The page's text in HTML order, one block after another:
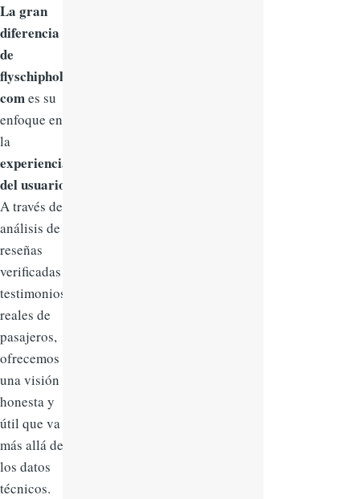
La gran
diferencia
de
flyschiphol.
comes su
enfoque en
la
experiencia
del usuario
A través del
análisis de
reseñas
verificadas y
testimonios
reales de
pasajeros,
ofrecemos
una visión
honesta y
útil que va
más allá de
los datos
técnicos.